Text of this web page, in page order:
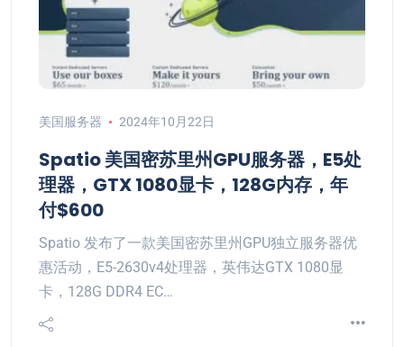
美国服务器 2024年10月22日
Spatio 美国密苏里州GPU服务器，E5处
理器，GTX 1080显卡，128G内存，年
付$600
Spatio 发布了一款美国密苏里州GPU独立服务器优
惠活动，E5-2630v4处理器，英伟达GTX 1080显
卡，128G DDR4 EC…